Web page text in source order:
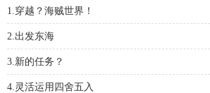
1.穿越？海贼世界！
2.出发东海
3.新的任务？
4.灵活运用四舍五入